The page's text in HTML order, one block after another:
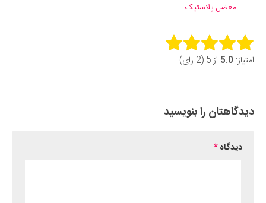
معضل پلاستیک
Rate this item:
امتیاز: 5.0 از 5 (2 رای)
دیدگاهتان را بنویسید
دیدگاه*